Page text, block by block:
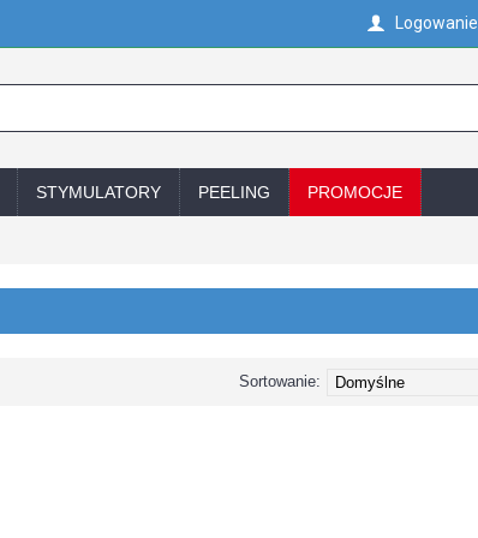
Logowanie
STYMULATORY PEELING PROMOCJE
Sortowanie: